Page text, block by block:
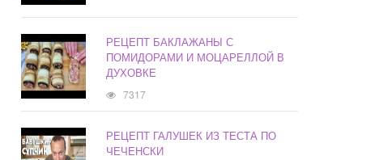
РЕЦЕПТ БАКЛАЖАНЫ С
ПОМИДОРАМИ И МОЦАРЕЛЛОЙ В
ДУХОВКЕ
7317
РЕЦЕПТ ГАЛУШЕК ИЗ ТЕСТА ПО
ЧЕЧЕНСКИ